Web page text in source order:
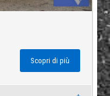
Scopri di più